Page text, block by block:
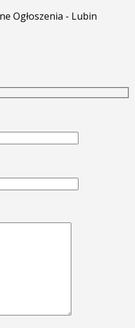
Ogłoszenia - Lubin